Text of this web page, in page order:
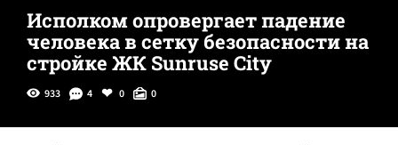
Исполком опровергает падение
человека в сетку безопасности на
стройке ЖК Sunruse City
933 4 0 0